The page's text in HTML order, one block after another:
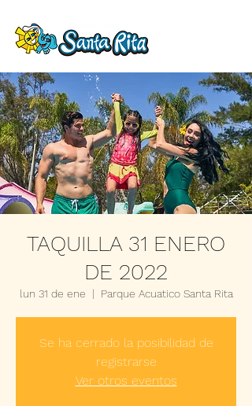
TAQUILLA 31 ENERO
DE 2022
lun 31 de ene
  |
Parque Acuatico Santa Rita
Se ha cerrado la posibilidad de
registrarse
Ver otros eventos